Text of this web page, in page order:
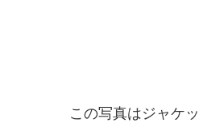
この写真はジャケ